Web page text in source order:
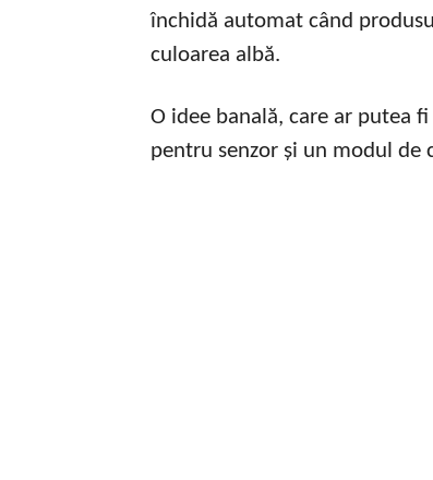
închidă automat când
culoarea albă.
O idee banală, care ar putea
pentru senzor și un modul de